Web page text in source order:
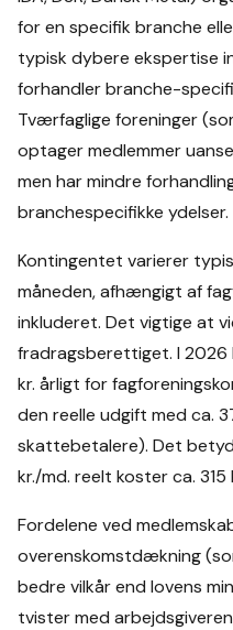
for en specifik branche
typisk dybere ekspertise
forhandler branche-
Tværfaglige foreninger
optager medlemmer
men har mindre
branchespecifikke ydelser.
Kontingentet varierer
måneden, afhængigt af
inkluderet. Det vigtige at
fradragsberettiget. I
kr. årligt for
den reelle udgift med ca.
skattebetalere). Det
kr./md. reelt koster ca.
Fordelene ved
overenskomstdækning
bedre vilkår end lovens
tvister med